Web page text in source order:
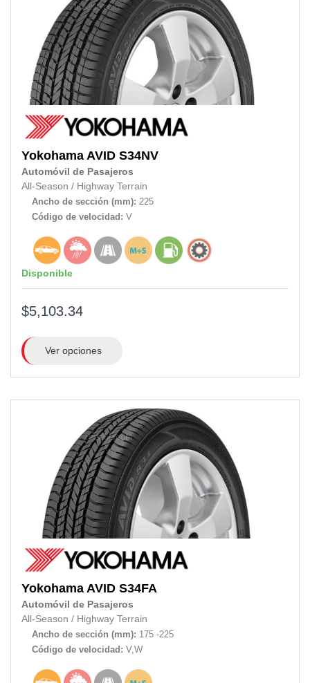
Yokohama AVID S34NV
Automóvil de Pasajeros
All-Season / Highway Terrain
Ancho de sección (mm): 225
Código de velocidad: V
Disponible
$5,103.34
Ver opciones
Yokohama AVID S34FA
Automóvil de Pasajeros
All-Season / Highway Terrain
Ancho de sección (mm): 175 -225
Código de velocidad: V,W